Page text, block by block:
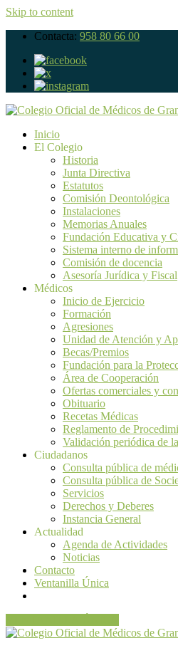
Skip to content
Contacta: 958 80 66 00
Inicio
El Colegio
Historia
Junta Directiva
Estatutos
Comisión Deontológica
Instalaciones
Memorias Anuales
Fundación Educativa y
Sistema interno de
Comisión de docencia
Asesoría Jurídica y Fiscal
Médicos
Inicio de Ejercicio
Formación
Agresiones
Unidad de Atención y
Becas/Premios
Fundación para la
Área de Cooperación
Ofertas comerciales y
Obituario
Recetas Médicas
Reglamento de
Validación periódica de
Ciudadanos
Consulta pública de
Consulta pública de
Servicios
Derechos y Deberes
Instancia General
Actualidad
Agenda de Actividades
Noticias
Contacto
Ventanilla Única